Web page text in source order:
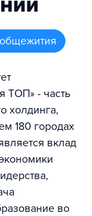
ТОП» - часть
холдинга,
180 городах
вклад
во